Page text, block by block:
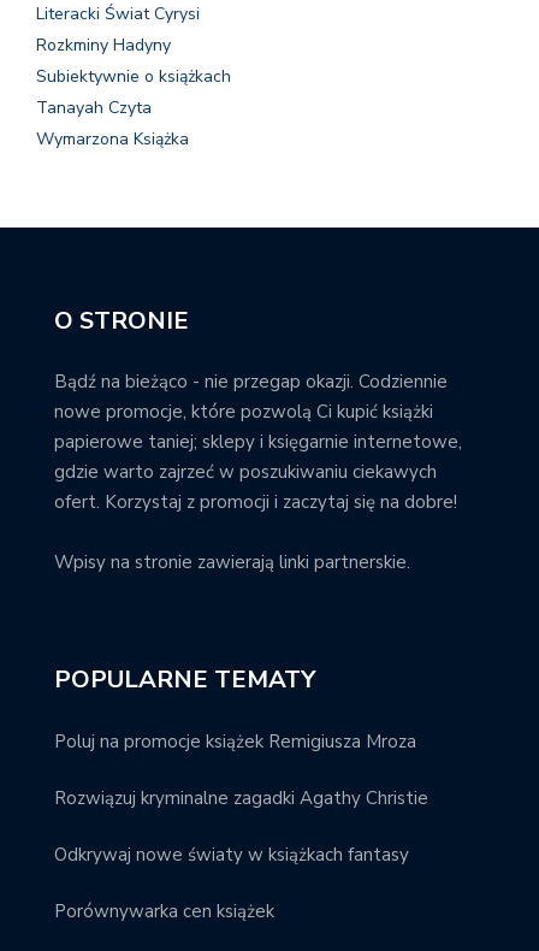
Literacki Świat Cyrysi
Rozkminy Hadyny
Subiektywnie o książkach
Tanayah Czyta
Wymarzona Książka
O STRONIE
Bądź na bieżąco - nie przegap okazji. Codziennie
nowe promocje, które pozwolą Ci kupić książki
papierowe taniej; sklepy i księgarnie internetowe,
gdzie warto zajrzeć w poszukiwaniu ciekawych
ofert. Korzystaj z promocji i zaczytaj się na dobre!
Wpisy na stronie zawierają linki partnerskie.
POPULARNE TEMATY
Poluj na promocje książek Remigiusza Mroza
Rozwiązuj kryminalne zagadki Agathy Christie
Odkrywaj nowe światy w książkach fantasy
Porównywarka cen książek